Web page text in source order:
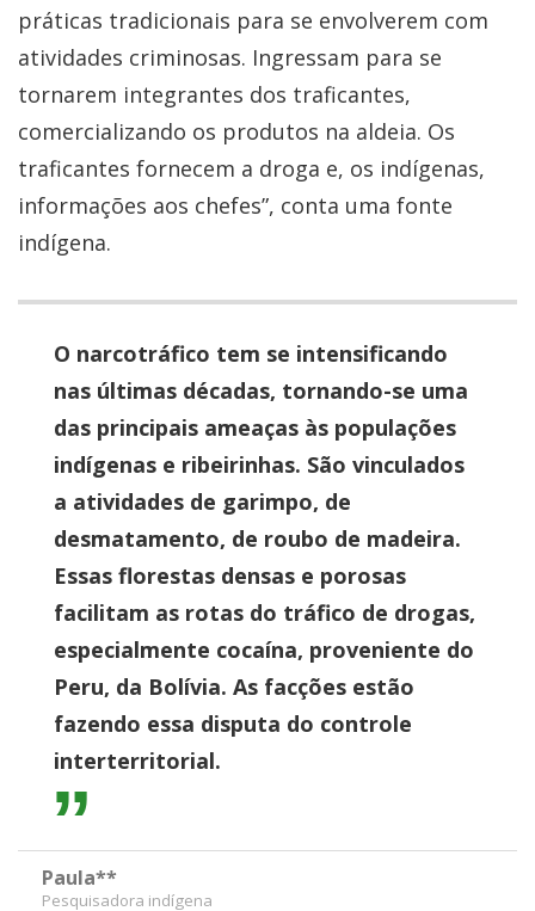
práticas tradicionais para se envolverem com
atividades criminosas. Ingressam para se
tornarem integrantes dos traficantes,
comercializando os produtos na aldeia. Os
traficantes fornecem a droga e, os indígenas,
informações aos chefes”, conta uma fonte
indígena.
O narcotráfico tem se intensificando
nas últimas décadas, tornando-se uma
das principais ameaças às populações
indígenas e ribeirinhas. São vinculados
a atividades de garimpo, de
desmatamento, de roubo de madeira.
Essas florestas densas e porosas
facilitam as rotas do tráfico de drogas,
especialmente cocaína, proveniente do
Peru, da Bolívia. As facções estão
fazendo essa disputa do controle
interterritorial.
Paula**
Pesquisadora indígena